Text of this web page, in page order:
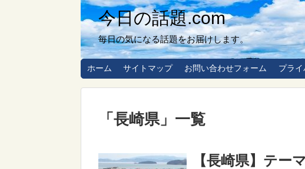
今日の話題.com
毎日の気になる話題をお届けします。
ホーム サイトマップ お問い合わせフォーム プラ
「 長崎県」 一覧
【長崎県】テー